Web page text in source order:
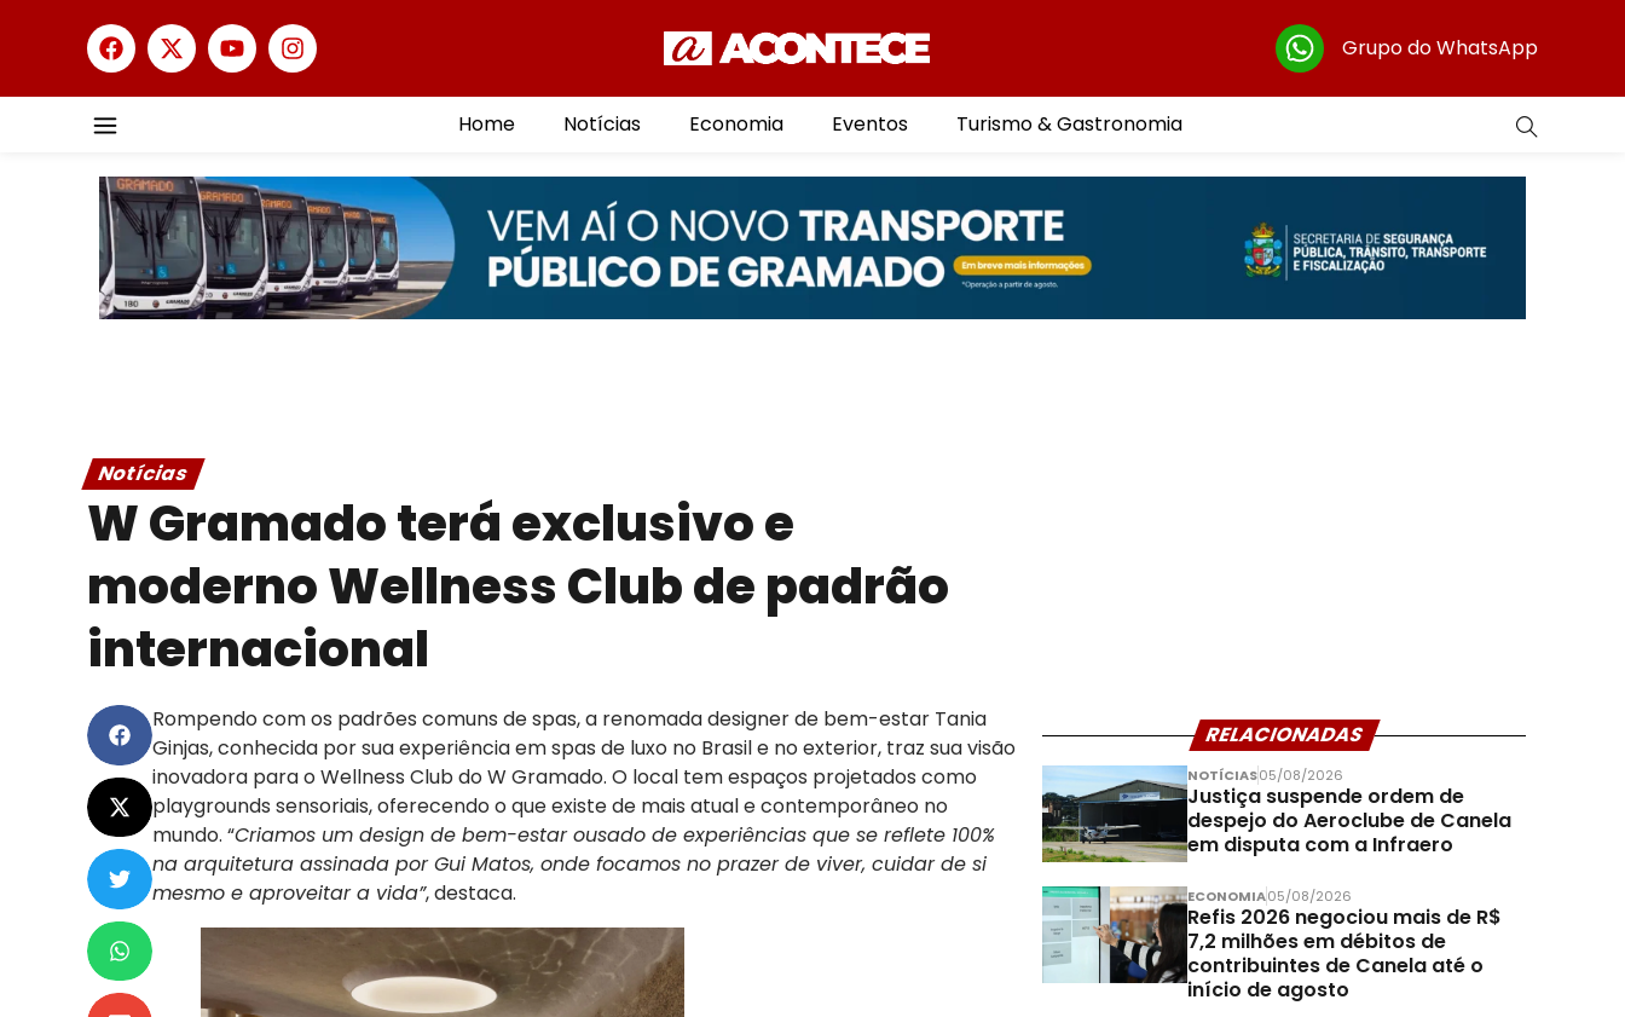
Grupo do WhatsApp
Home Notícias Economia Eventos Turismo & Gastronomia
Notícias
W Gramado terá exclusivo e
moderno Wellness Club de padrão
internacional
Rompendo com os padrões comuns de spas, a renomada designer de bem-estar Tania
Ginjas, conhecida por sua experiência em spas de luxo no Brasil e no exterior, traz sua visão
inovadora para o Wellness Club do W Gramado. O local tem espaços projetados como
playgrounds sensoriais, oferecendo o que existe de mais atual e contemporâneo no
mundo. “Criamos um design de bem-estar ousado de experiências que se reflete 100%
na arquitetura assinada por Gui Matos, onde focamos no prazer de viver, cuidar de si
mesmo e aproveitar a vida”, destaca.
RELACIONADAS
NOTÍCIAS05/08/2026
Justiça suspende ordem de
despejo do Aeroclube de Canela
em disputa com a Infraero
ECONOMIA05/08/2026
Refis 2026 negociou mais de R$
7,2 milhões em débitos de
contribuintes de Canela até o
início de agosto